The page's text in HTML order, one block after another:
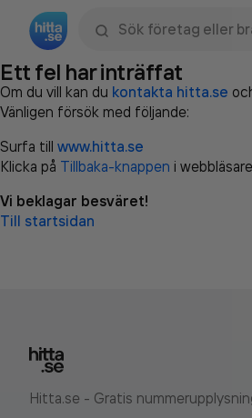
Ett fel har inträffat
Om du vill kan du kontakta hitta.se
Vänligen försök med följande:
Surfa till www.hitta.se
Klicka på Tillbaka-knappen i
Vi beklagar besväret!
Till startsidan
Hitta.se - Gratis